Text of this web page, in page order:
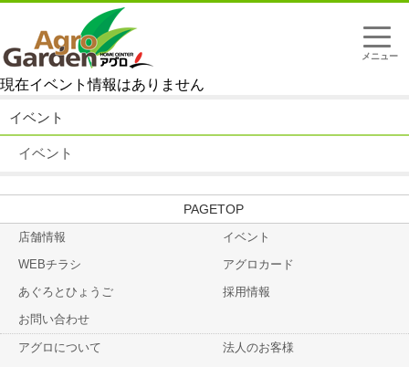
t
o
g
t
o
現在イベント情報はありません
イベント
イベント
TOP
店舗情報
イベント
WEBチラシ
アグロカード
あぐろとひょうご
採用情報
お問い合わせ
アグロについて
法人のお客様